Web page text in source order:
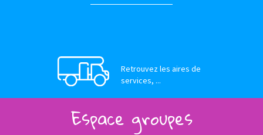
Retrouvez les aires de
services, ...
Espace groupes